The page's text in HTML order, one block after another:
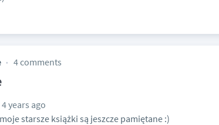
4 comments
4 years ago
starsze książki są jeszcze pamiętane :)